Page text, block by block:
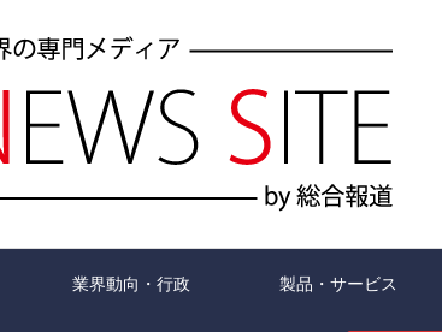
業界動向・行政 製品・サービス